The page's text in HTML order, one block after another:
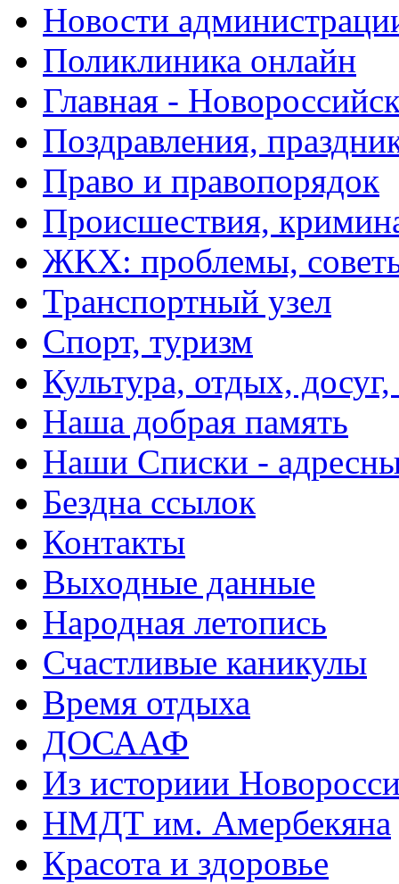
Новости
Поликлиника онлайн
Главная -
Поздравления,
Право и правопорядок
Происшествия,
ЖКХ: проблемы,
Транспортный узел
Спорт, туризм
Культура, отдых,
Наша добрая память
Наши Списки -
Бездна ссылок
Контакты
Выходные данные
Народная летопись
Счастливые каникулы
Время отдыха
ДОСААФ
Из историии
НМДТ им. Амербекяна
Красота и здоровье